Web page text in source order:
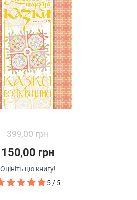
399,00 грн
150,00 грн
Оцініть цю книгу!
5 / 5